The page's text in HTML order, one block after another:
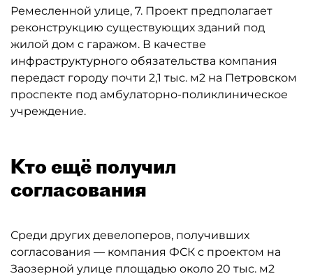
Ремесленной улице, 7. Проект предполагает
реконструкцию существующих зданий под
жилой дом с гаражом. В качестве
инфраструктурного обязательства компания
передаст городу почти 2,1 тыс. м2 на Петровском
проспекте под амбулаторно-поликлиническое
учреждение.
Кто ещё получил
согласования
Среди других девелоперов, получивших
согласования — компания ФСК с проектом на
Заозерной улице площадью около 20 тыс. м2